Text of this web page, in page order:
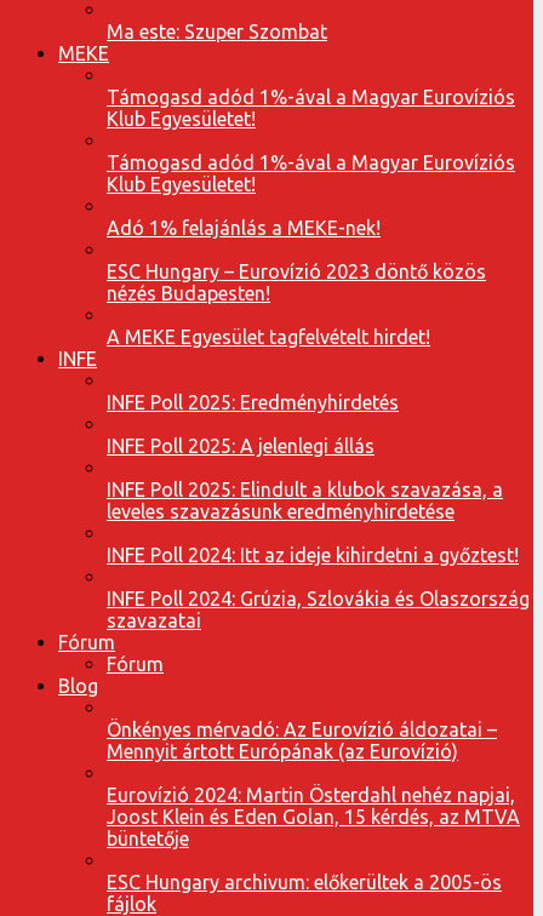
Ma este: Szuper Szombat
MEKE
Támogasd adód 1%-ával a Magyar Eurovíziós
Klub Egyesületet!
Támogasd adód 1%-ával a Magyar Eurovíziós
Klub Egyesületet!
Adó 1% felajánlás a MEKE-nek!
ESC Hungary – Eurovízió 2023 döntő közös
nézés Budapesten!
A MEKE Egyesület tagfelvételt hirdet!
INFE
INFE Poll 2025: Eredményhirdetés
INFE Poll 2025: A jelenlegi állás
INFE Poll 2025: Elindult a klubok szavazása, a
leveles szavazásunk eredményhirdetése
INFE Poll 2024: Itt az ideje kihirdetni a győztest!
INFE Poll 2024: Grúzia, Szlovákia és Olaszország
szavazatai
Fórum
Fórum
Blog
Önkényes mérvadó: Az Eurovízió áldozatai –
Mennyit ártott Európának (az Eurovízió)
Eurovízió 2024: Martin Österdahl nehéz napjai,
Joost Klein és Eden Golan, 15 kérdés, az MTVA
büntetője
ESC Hungary archivum: előkerültek a 2005-ös
fájlok